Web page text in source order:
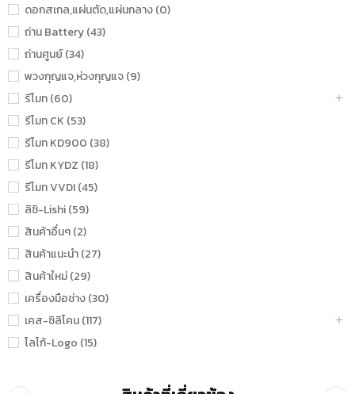
ดอกสเกล,แผ่นตัด,แผ่นกลาง (0)
ถ่าน Battery (43)
ถ่านศูนย์ (34)
พวงกุญแจ,ห่วงกุญแจ (9)
รีโมท (60)
รีโมท CK (53)
รีโมท KD900 (38)
รีโมท KYDZ (18)
รีโมท VVDI (45)
ลิชิ-Lishi (59)
สินค้าอื่นๆ (2)
สินค้าแนะนำ (27)
สินค้าใหม่ (29)
เครื่องมือช่าง (30)
เคส-ซิลิโคน (117)
โลโก้-Logo (15)